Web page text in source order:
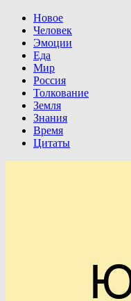
Новое
Человек
Эмоции
Еда
Мир
Россия
Толкование
Земля
Знания
Время
Цитаты